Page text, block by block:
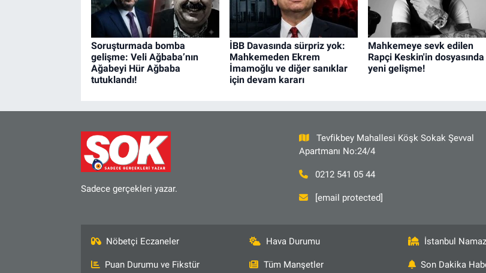
Soruşturmada bomba
gelişme: Veli Ağbaba’nın
Ağabeyi Hür Ağbaba
tutuklandı!
İBB Davasında sürpriz yok:
Mahkemeden Ekrem
İmamoğlu ve diğer sanıklar
için devam kararı
Mahkemeye sevk edilen
Rapçi Keskin'in dosyasında
yeni gelişme!
Sadece gerçekleri yazar.
Tevfikbey Mahallesi Köşk Sokak Şevval
Apartmanı No:24/4
0212 541 05 44
[email protected]
Nöbetçi Eczaneler Hava Durumu İstanbul
Puan Durumu ve Fikstür Tüm Manşetler Son Dakika